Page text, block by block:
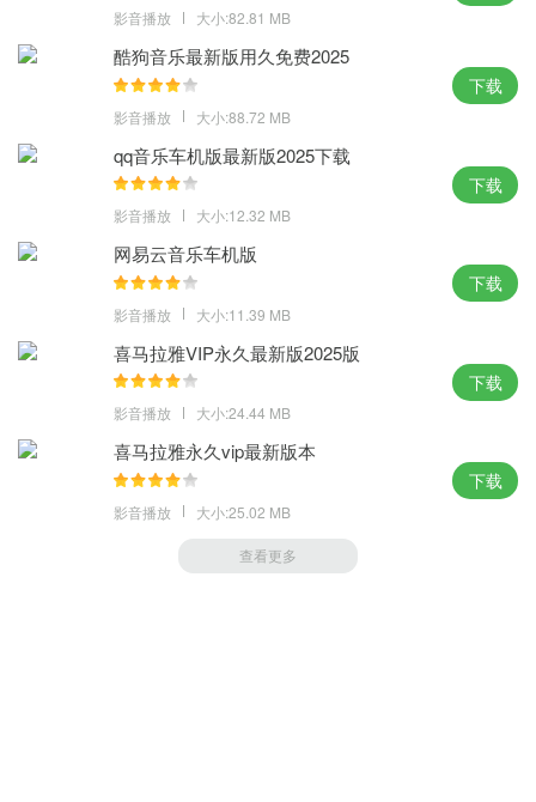
1、看精彩直播
屏幕里的美好现场，陪伴你的每分每秒。
2、追上头短剧
剧情高能不断，看得开心，追得过瘾。
3、玩爆款特效
丰富装扮效果，上一秒甜美，下一秒酷炫。
4、看抖音精选
凭热爱创作的优质中长视频，让时间不虚度。
影音播放 大小:82.81 MB
酷狗音乐最新版用久免费2025
影音播放 大小:88.72 MB
下载
qq音乐车机版最新版2025下载
影音播放 大小:12.32 MB
下载
网易云音乐车机版
影音播放 大小:11.39 MB
下载
喜马拉雅VIP永久最新版2025版
影音播放 大小:24.44 MB
下载
喜马拉雅永久vip最新版本
影音播放 大小:25.02 MB
下载
查看更多